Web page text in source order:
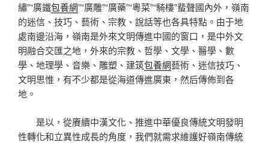
繡”“廣鐵包養網”“廣雕”“廣藥”“粵菜”“騎樓”蜚聲國內外，嶺南
的迷信、技巧、藝術、宗教、說話等也各具特點。由于地
處南邊沿海，嶺南是外來文明傳進中國的窗口，是中外文
明融合交匯之地，外來的宗教、哲學、文學、醫學、數
學、地理學、音樂、雕塑、建筑包養網藝術、迷信技巧、
文明思惟，有不少都是從海道傳進廣東，然后傳佈到各
地。
是以，從賡續中漢文化、推進中華優良傳統文明發明
性轉化和立異性成長的角度，我們就需求維護好嶺南傳統